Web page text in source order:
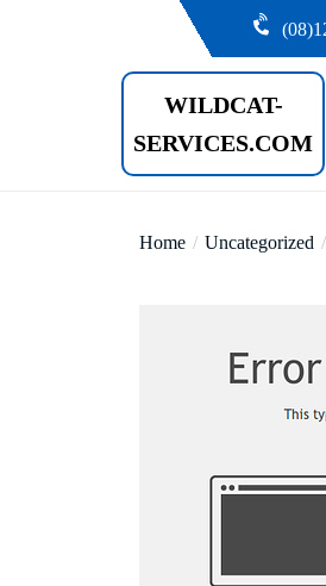
WILDCAT-
SERVICES.COM
Home Uncategorized